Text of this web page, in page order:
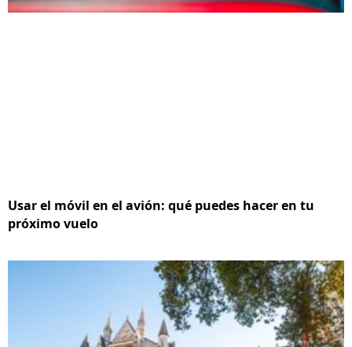
Usar el móvil en el avión: qué puedes hacer en tu
próximo vuelo